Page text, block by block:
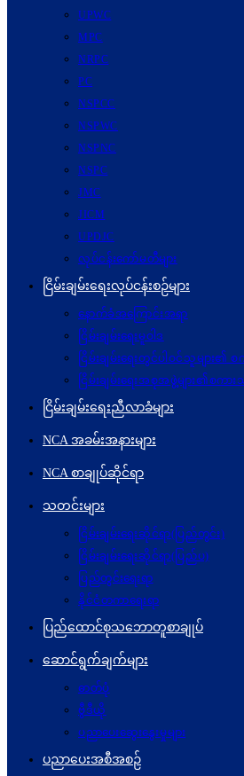
UPWC
MPC
NRPC
PC
NSPCC
NSPWC
NSPNC
NSPC
JMC
JICM
UPDJC
လုပ်ငန်းကော်မတီများ
ငြိမ်းချမ်းရေးလုပ်ငန်းစဉ်များ
နောက်ခံအကြောင်းအရာ
ငြိမ်းချမ်းရေးမူဝါဒ
ငြိမ်းချမ်းရေးတွင်ပါဝင်သူများ၏ စ
ငြိမ်းချမ်းရေးအစုအဖွဲ့များ၏စကားသံ
ငြိမ်းချမ်းရေးညီလာခံများ
NCA အခမ်းအနားများ
NCA စာချုပ်ဆိုင်ရာ
သတင်းများ
ငြိမ်းချမ်းရေးဆိုင်ရာ(ပြည်တွင်း)
ငြိမ်းချမ်းရေးဆိုင်ရာ(ပြည်ပ)
ပြည်တွင်းရေးရာ
နိုင်ငံတကာရေးရာ
ပြည်ထောင်စုသဘောတူစာချုပ်
ဆောင်ရွက်ချက်များ
ဓာတ်ပုံ
ဗွီဒီယို
ပညာပေးဆွေးနွေးမှုများ
ပညာပေးအစီအစဉ်